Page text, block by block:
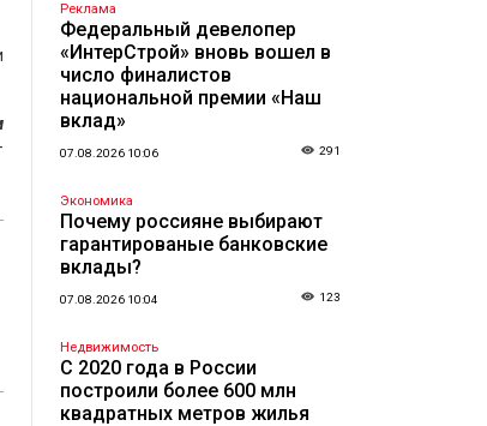
Реклама
Федеральный девелопер
«ИнтерСтрой» вновь вошел в
число финалистов
национальной премии «Наш
вклад»
07.08.2026 10:06 291
Экономика
Почему россияне выбирают
гарантированые банковские
вклады?
07.08.2026 10:04 123
Недвижимость
С 2020 года в России
построили более 600 млн
квадратных метров жилья